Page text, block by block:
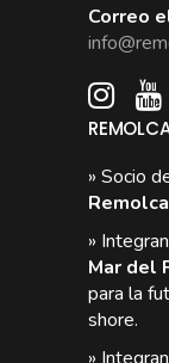
Correo
» Socio
»
Mar del
para la
shore.